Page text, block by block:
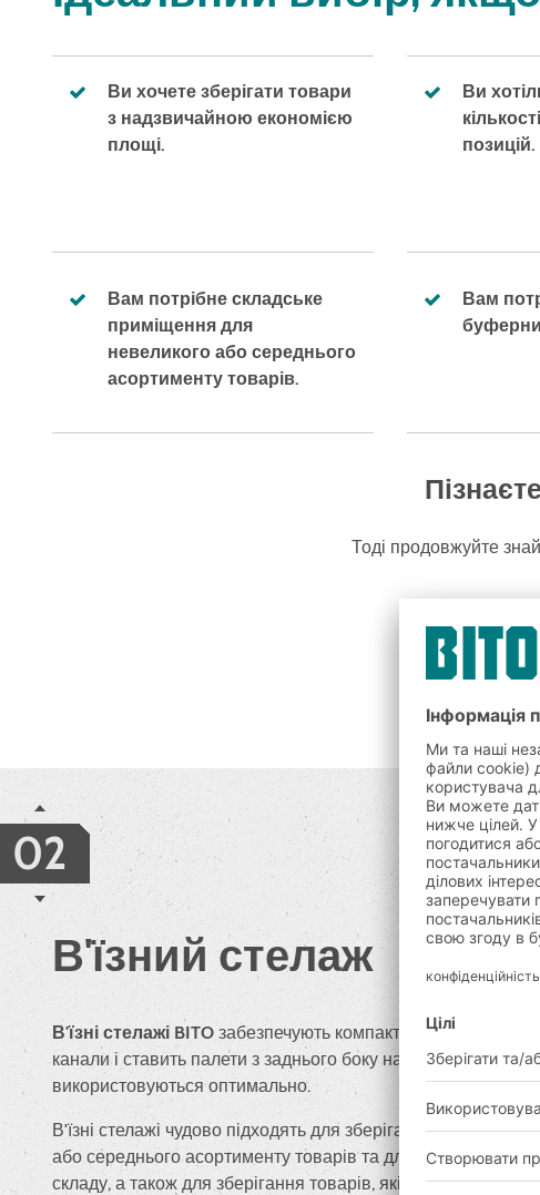
Ви хочете зберігати товари
з надзвичайною економією
площі.
Ви
позицій.
Вам потрібне складське
приміщення для
невеликого або середнього
асортименту товарів.
Вам
Тоді продовжуйте
02
В'їзний стелаж
В'їзні стелажі BITO забезпечують компактне зберігання
канали і ставить палети з заднього боку на передній на
використовуються оптимально.
В'їзні стелажі чудово підходять для зберігання великих
або середнього асортименту товарів та для товарів
складу, а також для зберігання товарів, які довгий час